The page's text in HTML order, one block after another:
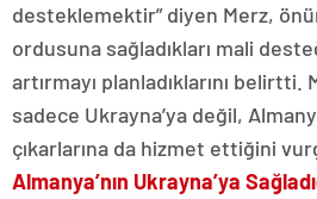
desteklemektir” diyen Merz,
ordusuna sağladıkları mali
artırmayı planladıklarını belirtti.
sadece Ukrayna’ya değil,
çıkarlarına da hizmet ettiğini
Almanya’nın Ukrayna’ya